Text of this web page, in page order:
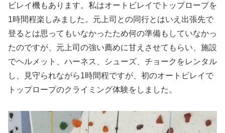
ビレイ機もあります。私はオートビレイでトップロープを
1時間程楽しみました。元上司との同行とはいえ出張先で
登るとは思ってもいなかったため何の準備もしていなかっ
たのですが、元上司の強い薦めに甘えさせてもらい、施設
でヘルメット、ハーネス、シューズ、チョークをレンタル
し、見守られながら1時間程ですが、初のオートビレイで
トップロープのクライミング体験をしました。